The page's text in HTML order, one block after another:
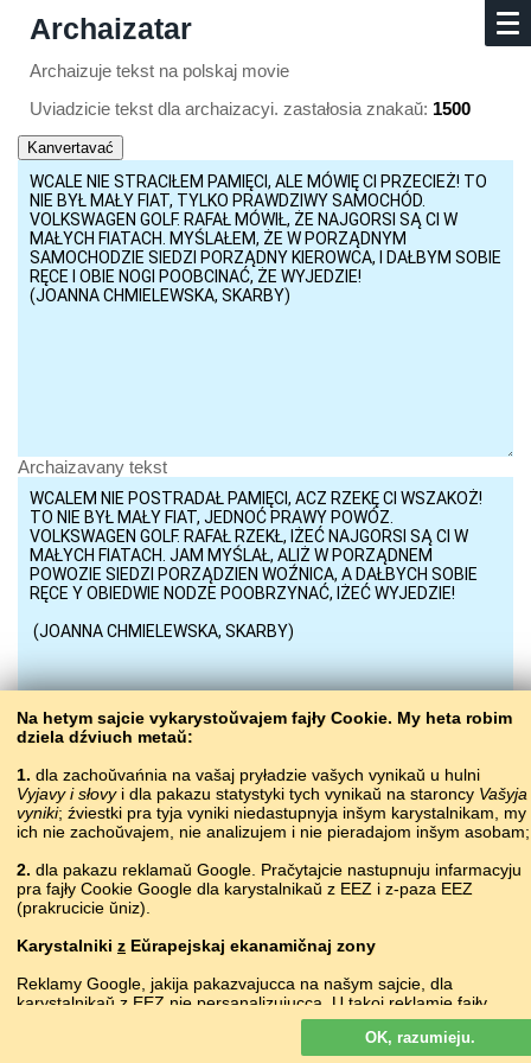
Archaizatar
Archaizuje tekst na polskaj movie
Uviadzicie tekst dla archaizacyi. zastałosia znakaŭ: 1500
Archaizavany tekst
Bałta­Słaŭ/
Archaizatar
Copyright © 2015–2025 BALTOSLAV.Usie pravy abaronieny.
Na hetym sajcie vykarystoŭvajem fajły Cookie. My heta robim
dziela dźviuch metaŭ:
1. dla zachoŭvańnia na vašaj pryładzie vašych vynikaŭ u hulni
Vyjavy i słovyi dla pakazu statystyki tych vynikaŭ na staroncy Vašyja
vyniki; źviestki pra tyja vyniki niedastupnyja inšym karystalnikam, my
ich nie zachoŭvajem, nie analizujem i nie pieradajom inšym asobam;
2. dla pakazu reklamaŭ Google. Pračytajcie nastupnuju infarmacyju
pra fajły Cookie Google dla karystalnikaŭ z EEZ i z-paza EEZ
(prakrucicie ŭniz).
Karystalniki z Eŭrapejskaj ekanamičnaj zony
Reklamy Google, jakija pakazvajucca na našym sajcie, dla
karystalnikaŭ z EEZ nie persanalizujucca. U takoj reklamie fajły
cookie nie vykarystoŭvajucca dla persanalizacyi abjavaŭ, ale słužać
dla abmiežavańnia častaty pakazaŭ, padrych­toŭki zvodnych
OK, razumieju.